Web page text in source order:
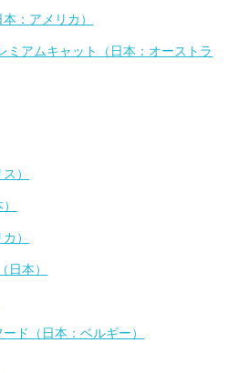
：アメリカ）
ミアムキャット（日本：オーストラ
）
）
日本）
ド（日本：ベルギー）